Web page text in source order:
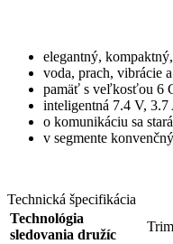
elegantný,
voda, prach, vibrácie
pamäť s veľkosťou 6
inteligentná 7.4 V,
o komunikáciu sa
v segmente
Technická špecifikácia
Technológia
sledovania družíc